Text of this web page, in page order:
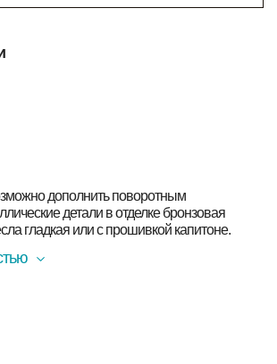
дополнить поворотным
детали в отделке бронзовая
гладкая или с прошивкой капитоне.